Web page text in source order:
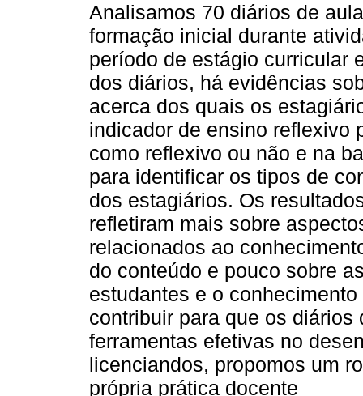
Analisamos 70 diários de
formação inicial durante
período de estágio curricular
dos diários, há evidências
acerca dos quais os
indicador de ensino reflexivo
como reflexivo ou não e na
para identificar os tipos de
dos estagiários. Os
refletiram mais sobre
relacionados ao
do conteúdo e pouco sobre
estudantes e o
contribuir para que os
ferramentas efetivas no
licenciandos, propomos um
própria prática docente